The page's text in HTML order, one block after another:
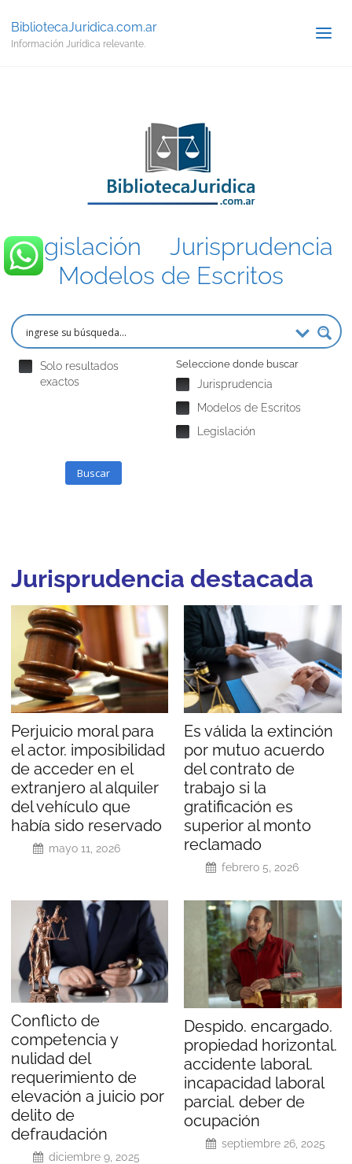
BibliotecaJuridica.com.ar
Información Jurídica relevante.
Legislación Jurisprudencia
Modelos de Escritos
Solo resultados
exactos
Seleccione donde buscar
Jurisprudencia
Modelos de Escritos
Legislación
Buscar
Jurisprudencia destacada
Perjuicio moral para
el actor. imposibilidad
de acceder en el
extranjero al alquiler
del vehículo que
había sido reservado
mayo 11, 2026
Es válida la extinción
por mutuo acuerdo
del contrato de
trabajo si la
gratificación es
superior al monto
reclamado
febrero 5, 2026
Conflicto de
competencia y
nulidad del
requerimiento de
elevación a juicio por
delito de
defraudación
diciembre 9, 2025
Despido. encargado.
propiedad horizontal.
accidente laboral.
incapacidad laboral
parcial. deber de
ocupación
septiembre 26, 2025